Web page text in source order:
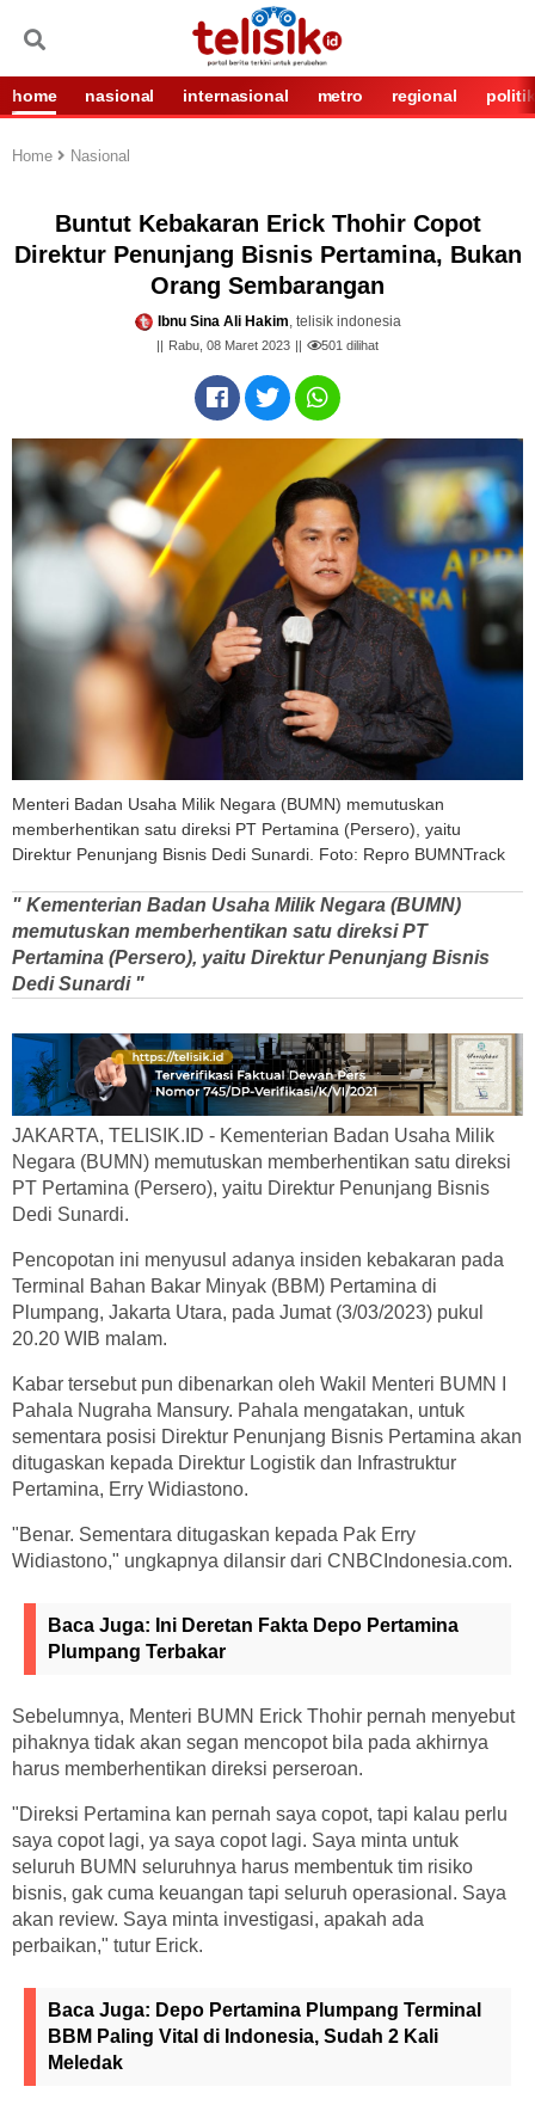
home nasional internasional metro regional politik
Home Nasional
Buntut Kebakaran Erick Thohir Copot
Direktur Penunjang Bisnis Pertamina, Bukan
Orang Sembarangan
Ibnu Sina Ali Hakim, telisik indonesia
Rabu, 08 Maret 2023 501 dilihat
Menteri Badan Usaha Milik Negara (BUMN) memutuskan
memberhentikan satu direksi PT Pertamina (Persero), yaitu
Direktur Penunjang Bisnis Dedi Sunardi. Foto: Repro BUMNTrack
" Kementerian Badan Usaha Milik Negara (BUMN)
memutuskan memberhentikan satu direksi PT
Pertamina (Persero), yaitu Direktur Penunjang Bisnis
Dedi Sunardi "
JAKARTA, TELISIK.ID - Kementerian Badan Usaha Milik
Negara (BUMN) memutuskan memberhentikan satu direksi
PT Pertamina (Persero), yaitu Direktur Penunjang Bisnis
Dedi Sunardi.
Pencopotan ini menyusul adanya insiden kebakaran pada
Terminal Bahan Bakar Minyak (BBM) Pertamina di
Plumpang, Jakarta Utara, pada Jumat (3/03/2023) pukul
20.20 WIB malam.
Kabar tersebut pun dibenarkan oleh Wakil Menteri BUMN I
Pahala Nugraha Mansury. Pahala mengatakan, untuk
sementara posisi Direktur Penunjang Bisnis Pertamina akan
ditugaskan kepada Direktur Logistik dan Infrastruktur
Pertamina, Erry Widiastono.
"Benar. Sementara ditugaskan kepada Pak Erry
Widiastono," ungkapnya dilansir dari CNBCIndonesia.com.
Baca Juga: Ini Deretan Fakta Depo Pertamina
Plumpang Terbakar
Sebelumnya, Menteri BUMN Erick Thohir pernah menyebut
pihaknya tidak akan segan mencopot bila pada akhirnya
harus memberhentikan direksi perseroan.
"Direksi Pertamina kan pernah saya copot, tapi kalau perlu
saya copot lagi, ya saya copot lagi. Saya minta untuk
seluruh BUMN seluruhnya harus membentuk tim risiko
bisnis, gak cuma keuangan tapi seluruh operasional. Saya
akan review. Saya minta investigasi, apakah ada
perbaikan," tutur Erick.
Baca Juga: Depo Pertamina Plumpang Terminal
BBM Paling Vital di Indonesia, Sudah 2 Kali
Meledak